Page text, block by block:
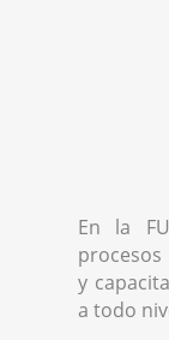
En la
y
a todo